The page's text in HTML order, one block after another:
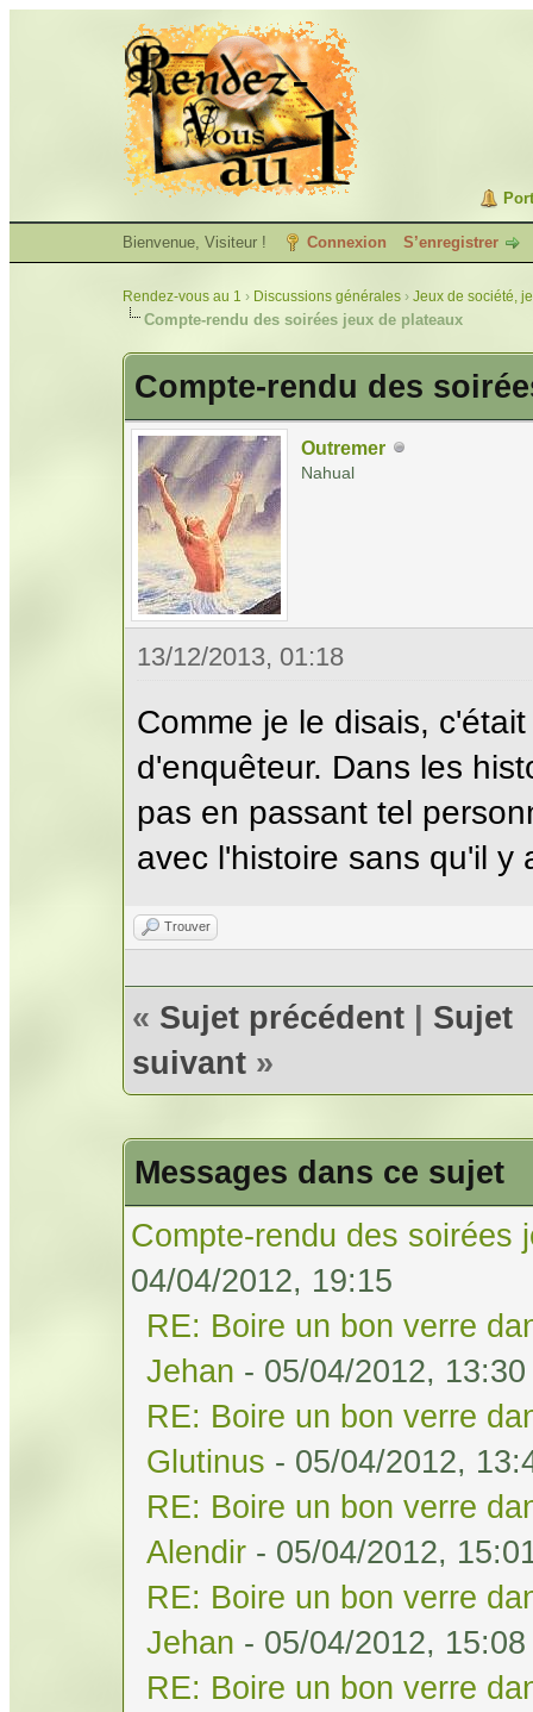
Bienvenue, Visiteur ! Connexion S’enregistrer
Rendez-vous au 1 › Discussions générales › Jeux de société,
Compte-rendu des soirées jeux de plateaux
Compte-rendu des
Outremer
Nahual
13/12/2013, 01:18
Comme je le disais,
d'enquêteur. Dans les
pas en passant tel
avec l'histoire sans qu'il y
Trouver
« Sujet précédent | Sujet
suivant »
Messages dans ce sujet
Compte-rendu des soirées
04/04/2012, 19:15
RE: Boire un bon verre
Jehan - 05/04/2012, 13:30
RE: Boire un bon verre
Glutinus - 05/04/2012,
RE: Boire un bon verre
Alendir - 05/04/2012,
RE: Boire un bon verre
Jehan - 05/04/2012, 15:08
RE: Boire un bon verre